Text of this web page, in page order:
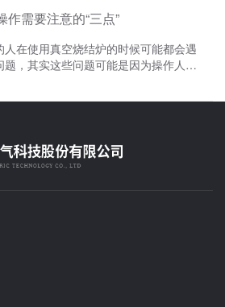
需求；真空度梯度管理：采用干式涡
幅真空区间，适配从低温预炭化到高温
流程工艺；2. 材料工艺适应性开发异
大尺寸环形件（如航空刹车盘）的均匀
质量监测系统，实现碳纳米管薄膜的
新型反应介质兼容：开发特殊涂层炉
回收装置与智能休眠模式，综合能耗
投资回收期缩短至2年以内；预测性维
需要注意的“三点”
在使用真空烧结炉的时候可能都会遇
题，其实这些问题可能是因为操作人员
如都无异常可关闭蝶阀并启动真空
查真空烧结炉上盖的观察、测温
把启动是否灵活。并检查石墨坩埚和
佳电气科技股份有限公司的小编，关